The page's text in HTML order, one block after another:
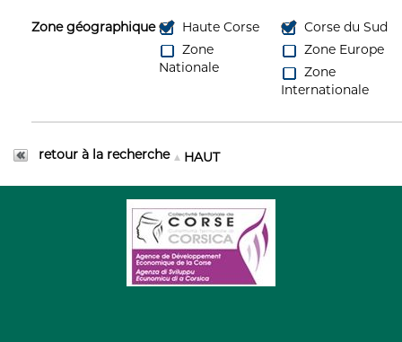
Zone géographique Haute Corse
Corse du Sud
Zone
Nationale
Zone Europe
Zone
Internationale
HAUT
retour à la recherche